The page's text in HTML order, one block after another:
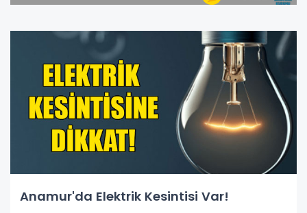
Anamur'da Elektrik Kesintisi Var!